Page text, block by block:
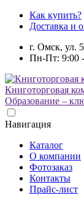
Как купить?
Доставка и
г. Омск, ул.
Пн-Пт: 9:00
Книготорговая
Образование –
Навигация
Каталог
О компании
Фотозаказ
Контакты
Прайс-лист